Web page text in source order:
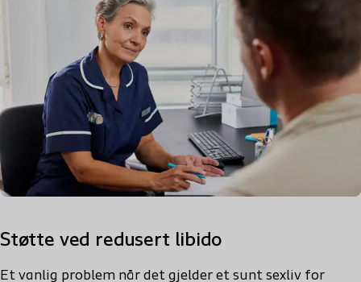
Støtte ved redusert libido
Et vanlig problem når det gjelder et sunt sexliv for